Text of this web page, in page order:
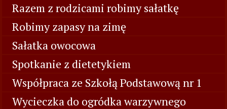
Razem z rodzicami robimy sałatkę
Robimy zapasy na zimę
Sałatka owocowa
Spotkanie z dietetykiem
Współpraca ze Szkołą Podstawową nr 1
Wycieczka do ogródka warzywnego